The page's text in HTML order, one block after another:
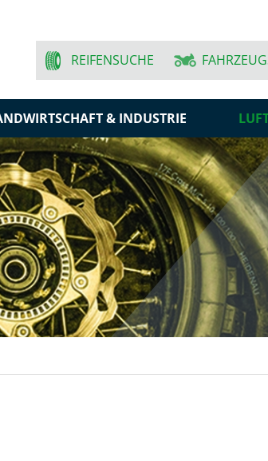
REIFENSUCHE
& INDUSTRIE